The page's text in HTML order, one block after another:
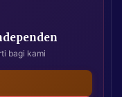
bagi kami